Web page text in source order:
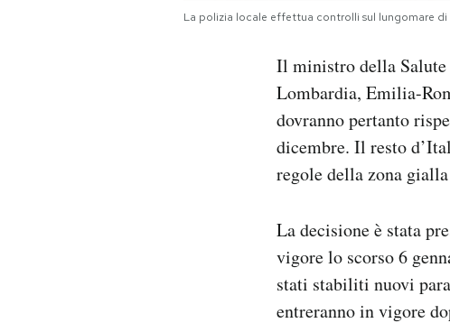
La polizia locale effettua controlli sul lungomare di
Il ministro della Salute
Lombardia, Emilia-
dovranno pertanto
dicembre. Il resto
regole della zona
La decisione è stata
vigore lo scorso 6
stati stabiliti nuovi
entreranno in vigore